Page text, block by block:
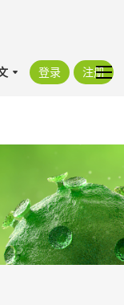
登录 注册